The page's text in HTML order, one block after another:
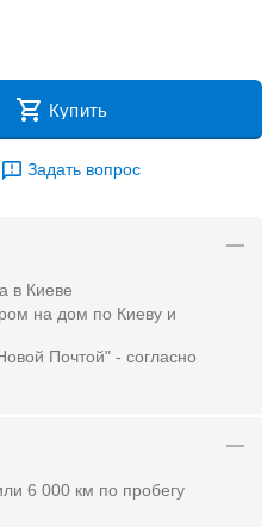
Купить
Задать вопрос
в Киеве
на дом по Киеву и
Почтой" - согласно
6 000 км по пробегу